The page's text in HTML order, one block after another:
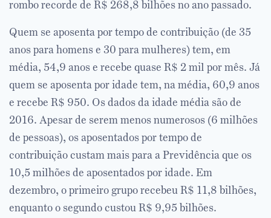
rombo recorde de R$ 268,8 bilhões no ano passado.
Quem se aposenta por tempo de contribuição (de 35
anos para homens e 30 para mulheres) tem, em
média, 54,9 anos e recebe quase R$ 2 mil por mês. Já
quem se aposenta por idade tem, na média, 60,9 anos
e recebe R$ 950. Os dados da idade média são de
2016. Apesar de serem menos numerosos (6 milhões
de pessoas), os aposentados por tempo de
contribuição custam mais para a Previdência que os
10,5 milhões de aposentados por idade. Em
dezembro, o primeiro grupo recebeu R$ 11,8 bilhões,
enquanto o segundo custou R$ 9,95 bilhões.